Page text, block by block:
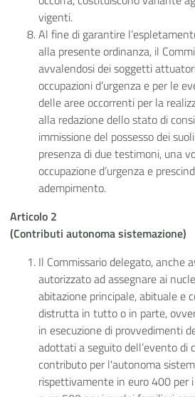
vigenti.
Al fine di garantire
alla presente ordinanza, il
avvalendosi dei soggetti
occupazioni d’urgenza e per le
delle aree occorrenti per la
alla redazione dello stato di
immissione del possesso dei
presenza di due testimoni, una
occupazione d’urgenza e
adempimento.
Articolo 2
(Contributi autonoma sistemazione)
Il Commissario delegato, anche
autorizzato ad assegnare ai
abitazione principale, abituale e
distrutta in tutto o in parte,
in esecuzione di provvedimenti
adottati a seguito dell’evento di
contributo per l'autonoma
rispettivamente in euro 400 per